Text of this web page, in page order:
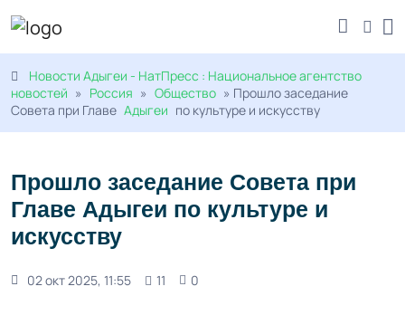
Новости Адыгеи - НатПресс : Национальное агентство
новостей » Россия » Общество » Прошло заседание
Совета при Главе Адыгеи по культуре и искусству
Прошло заседание Совета при
Главе Адыгеи по культуре и
искусству
02 окт 2025, 11:55 11 0